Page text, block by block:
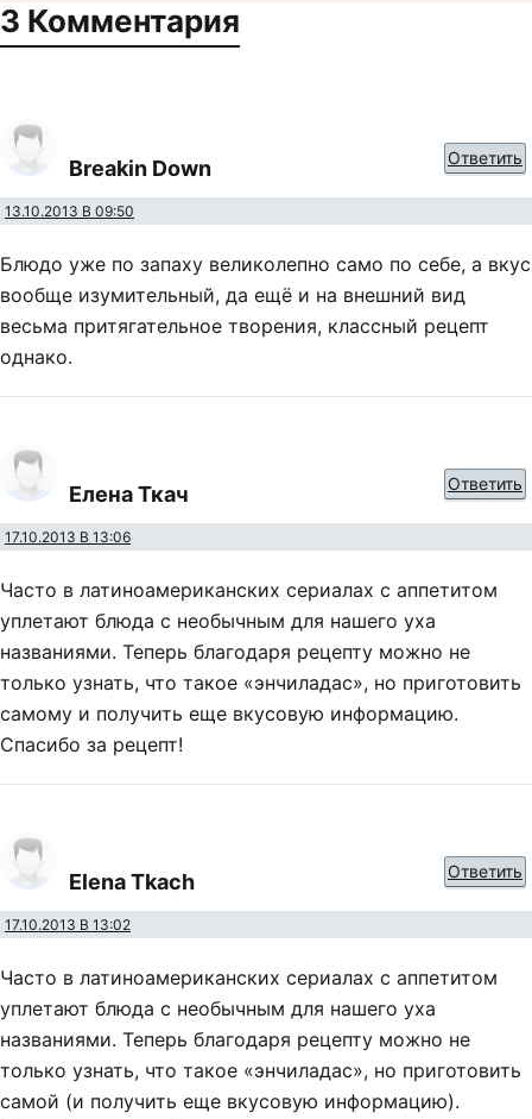
3 Комментария
Breakin Down
13.10.2013 В 09:50
Блюдо уже по запаху великолепно само по себе, а вкус
вообще изумительный, да ещё и на внешний вид
весьма притягательное творения, классный рецепт
однако.
Ответить
Елена Ткач
17.10.2013 В 13:06
Часто в латиноамериканских сериалах с аппетитом
уплетают блюда с необычным для нашего уха
названиями. Теперь благодаря рецепту можно не
только узнать, что такое «энчиладас», но приготовить
самому и получить еще вкусовую информацию.
Спасибо за рецепт!
Ответить
Elena Tkach
17.10.2013 В 13:02
Часто в латиноамериканских сериалах с аппетитом
уплетают блюда с необычным для нашего уха
названиями. Теперь благодаря рецепту можно не
только узнать, что такое «энчиладас», но приготовить
самой (и получить еще вкусовую информацию).
Ответить